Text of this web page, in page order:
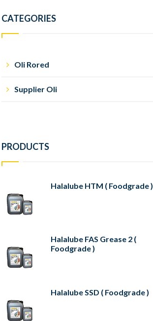
CATEGORIES
Oli Rored
Supplier Oli
PRODUCTS
Halalube HTM ( Foodgrade )
Halalube FAS Grease 2 (
Foodgrade )
Halalube SSD ( Foodgrade )